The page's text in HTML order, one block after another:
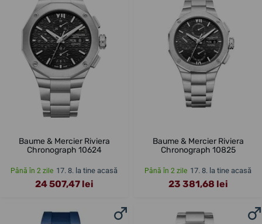
Baume & Mercier Riviera
Chronograph 10624
Până în 2 zile 17. 8. la tine acasă
24 507,47 lei
Baume & Mercier Riviera
Chronograph 10825
Până în 2 zile 17. 8. la tine acasă
23 381,68 lei